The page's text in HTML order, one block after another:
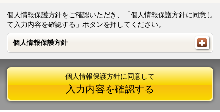
個人情報保護方針をご確認いただき、「個人情報保護方針に同意し
て入力内容を確認する」ボタンを押してください。
個人情報保護方針
個人情報保護方針
個人情報保護方針に同意して
入力内容を確認する